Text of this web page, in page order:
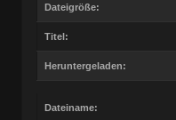
Dateigröße:
Titel:
Heruntergeladen:
Dateiname: